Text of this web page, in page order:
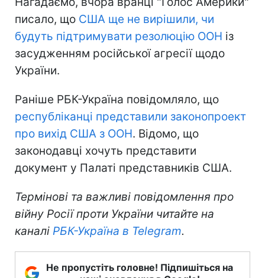
писало, що США ще не вирішили, чи
будуть підтримувати резолюцію ООН із
засудженням російської агресії щодо
України.
Раніше РБК-Україна повідомляло, що
республіканці представили законопроект
про вихід США з ООН. Відомо, що
законодавці хочуть представити
документ у Палаті представників США.
Термінові та важливі повідомлення про
війну Росії проти України читайте на
каналі РБК-Україна в Telegram.
Не пропустіть головне! Підпишіться на